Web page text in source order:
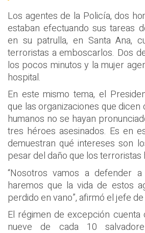
Los agentes de la Policía, dos
estaban efectuando sus tareas
en su patrulla, en Santa Ana,
terroristas a emboscarlos. Dos
los pocos minutos y la mujer
hospital.
En este mismo tema, el
que las organizaciones que
humanos no se hayan
tres héroes asesinados. Es en
demuestran qué intereses son
pesar del daño que los terroristas
“Nosotros vamos a defender
haremos que la vida de estos
perdido en vano”, afirmó el jefe de
El régimen de excepción
nueve de cada 10